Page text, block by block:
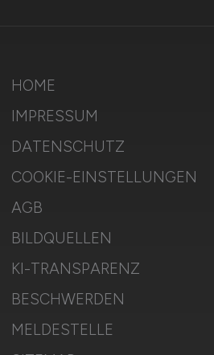
HOME
IMPRESSUM
DATENSCHUTZ
COOKIE-EINSTELLUNGEN
AGB
BILDQUELLEN
KI-TRANSPARENZ
BESCHWERDEN
MELDESTELLE